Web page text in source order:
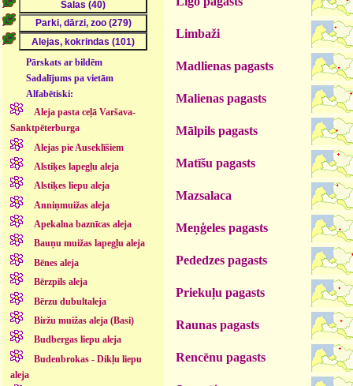
Pārskats ar bildēm
Sadalījums pa vietām
Alfabētiski:
Aleja pasta ceļā Varšava-
Sanktpēterburga
Alejas pie Auseklīšiem
Alstiķes lapegļu aleja
Alstiķes liepu aleja
Anniņmuižas aleja
Apekalna baznīcas aleja
Bauņu muižas lapegļu aleja
Bēnes aleja
Bērzpils aleja
Bērzu dubultaleja
Biržu muižas aleja (Basi)
Budbergas liepu aleja
Budenbrokas - Dikļu liepu
aleja
Limbaži
Madlienas pagasts
Malienas pagasts
Mālpils pagasts
Matīšu pagasts
Mazsalaca
Meņģeles pagasts
Pededzes pagasts
Priekuļu pagasts
Raunas pagasts
Rencēnu pagasts